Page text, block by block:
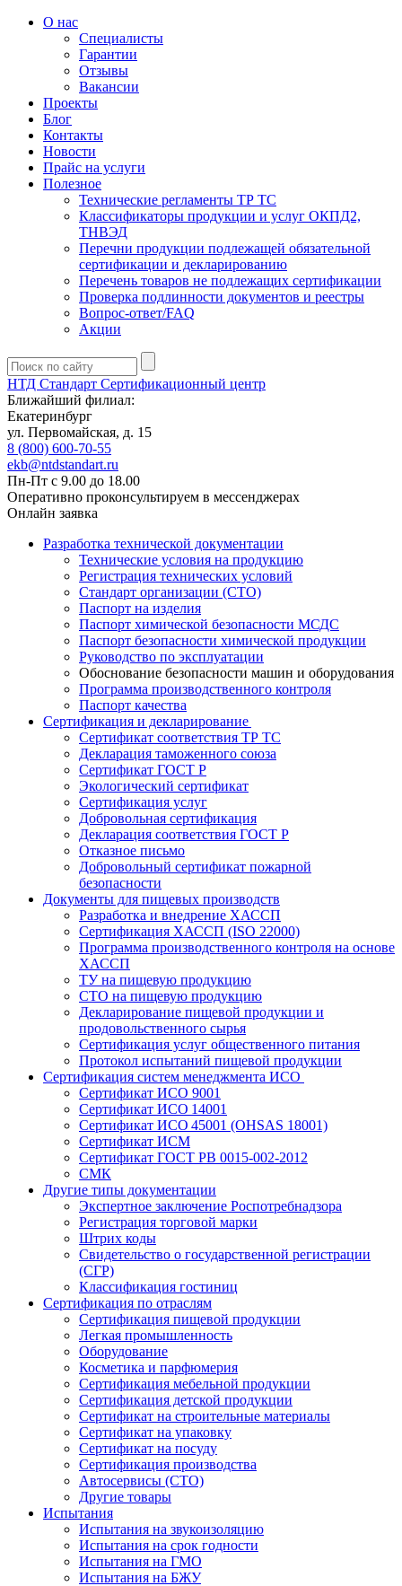
О нас
Специалисты
Гарантии
Отзывы
Вакансии
Проекты
Блог
Контакты
Новости
Прайс на услуги
Полезное
Технические регламенты ТР ТС
Классификаторы продукции и услуг ОКПД2,
ТНВЭД
Перечни продукции подлежащей обязательной
сертификации и декларированию
Перечень товаров не подлежащих сертификации
Проверка подлинности документов и реестры
Вопрос-ответ/FAQ
Акции
НТД Стандарт Сертификационный центр
Ближайший филиал:
Екатеринбург
ул. Первомайская, д. 15
8 (800) 600-70-55
ekb@ntdstandart.ru
Пн-Пт с 9.00 до 18.00
Оперативно проконсультируем в мессенджерах
Онлайн заявка
Разработка технической документации
Технические условия на продукцию
Регистрация технических условий
Стандарт организации (СТО)
Паспорт на изделия
Паспорт химической безопасности МСДС
Паспорт безопасности химической продукции
Руководство по эксплуатации
Обоснование безопасности машин и оборудования
Программа производственного контроля
Паспорт качества
Сертификация и декларирование
Сертификат соответствия ТР ТС
Декларация таможенного союза
Сертификат ГОСТ Р
Экологический сертификат
Сертификация услуг
Добровольная сертификация
Декларация соответствия ГОСТ Р
Отказное письмо
Добровольный сертификат пожарной
безопасности
Документы для пищевых производств
Разработка и внедрение ХАССП
Сертификация ХАССП (ISO 22000)
Программа производственного контроля на основе
ХАССП
ТУ на пищевую продукцию
СТО на пищевую продукцию
Декларирование пищевой продукции и
продовольственного сырья
Сертификация услуг общественного питания
Протокол испытаний пищевой продукции
Сертификация систем менеджмента ИСО
Сертификат ИСО 9001
Сертификат ИСО 14001
Сертификат ИСО 45001 (OHSAS 18001)
Сертификат ИСМ
Сертификат ГОСТ РВ 0015-002-2012
СМК
Другие типы документации
Экспертное заключение Роспотребнадзора
Регистрация торговой марки
Штрих коды
Свидетельство о государственной регистрации
(СГР)
Классификация гостиниц
Сертификация по отраслям
Сертификация пищевой продукции
Легкая промышленность
Оборудование
Косметика и парфюмерия
Сертификация мебельной продукции
Сертификация детской продукции
Сертификат на строительные материалы
Сертификат на упаковку
Сертификат на посуду
Сертификация производства
Автосервисы (СТО)
Другие товары
Испытания
Испытания на звукоизоляцию
Испытания на срок годности
Испытания на ГМО
Испытания на БЖУ